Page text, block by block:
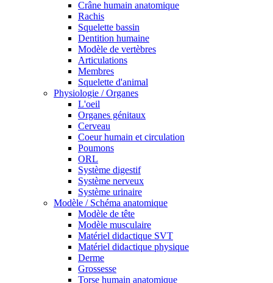
Crâne humain anatomique
Rachis
Squelette bassin
Dentition humaine
Modèle de vertèbres
Articulations
Membres
Squelette d'animal
Physiologie / Organes
L'oeil
Organes génitaux
Cerveau
Coeur humain et circulation
Poumons
ORL
Système digestif
Système nerveux
Système urinaire
Modèle / Schéma anatomique
Modèle de tête
Modèle musculaire
Matériel didactique SVT
Matériel didactique physique
Derme
Grossesse
Torse humain anatomique